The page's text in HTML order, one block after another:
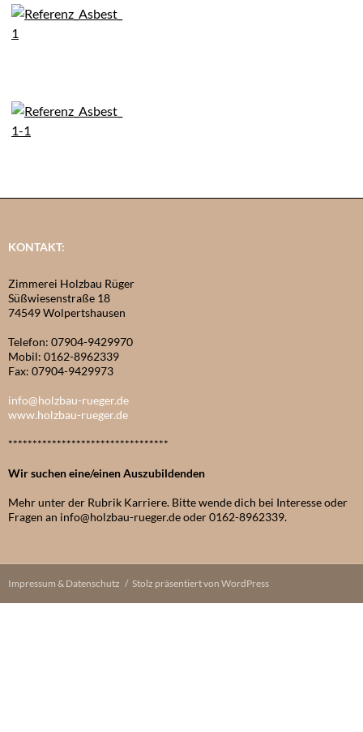
KONTAKT:
Zimmerei Holzbau Rüger
Süßwiesenstraße 18
74549 Wolpertshausen
Telefon: 07904-9429970
Mobil: 0162-8962339
Fax: 07904-9429973
info@holzbau-rueger.de
www.holzbau-rueger.de
*********************************
Wir suchen eine/einen Auszubildenden
Mehr unter der Rubrik Karriere. Bitte wende dich bei Interesse oder
Fragen an info@holzbau-rueger.de oder 0162-8962339.
Impressum & Datenschutz Stolz präsentiert von WordPress